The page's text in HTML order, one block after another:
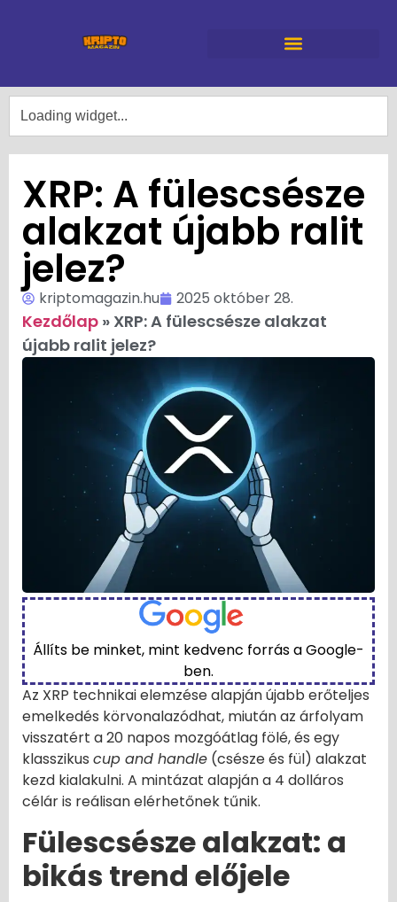
XRP: A fülescsésze
alakzat újabb ralit
jelez?
kriptomagazin.hu 2025 október 28.
Kezdőlap » XRP: A fülescsésze alakzat
újabb ralit jelez?
Állíts be minket, mint kedvenc forrás a Google-
ben.
Az XRP technikai elemzése alapján újabb erőteljes
emelkedés körvonalazódhat, miután az árfolyam
visszatért a 20 napos mozgóátlag fölé, és egy
klasszikus cup and handle (csésze és fül) alakzat
kezd kialakulni. A mintázat alapján a 4 dolláros
célár is reálisan elérhetőnek tűnik.
Fülescsésze alakzat: a
bikás trend előjele